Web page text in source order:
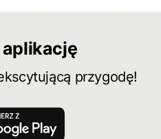
aplikację
przygodę!